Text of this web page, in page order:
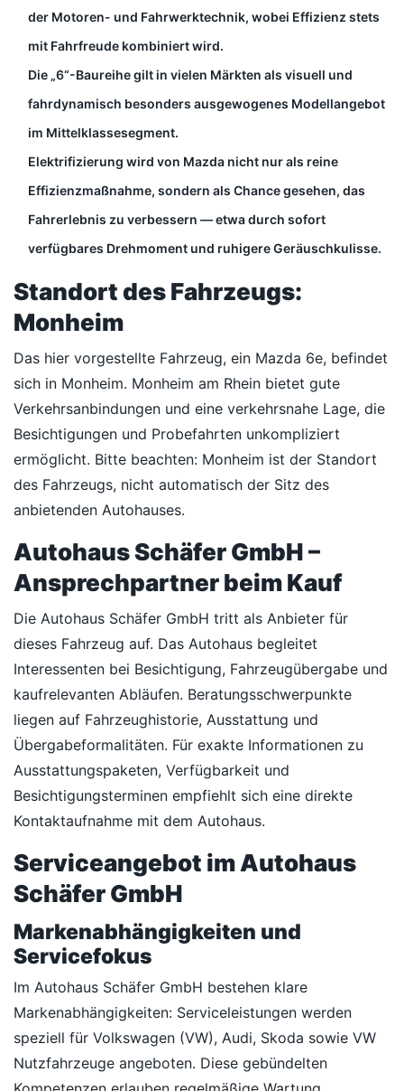
der Motoren- und Fahrwerktechnik, wobei Effizienz stets
mit Fahrfreude kombiniert wird.
Die „6“-Baureihe gilt in vielen Märkten als visuell und
fahrdynamisch besonders ausgewogenes Modellangebot
im Mittelklassesegment.
Elektrifizierung wird von Mazda nicht nur als reine
Effizienzmaßnahme, sondern als Chance gesehen, das
Fahrerlebnis zu verbessern — etwa durch sofort
verfügbares Drehmoment und ruhigere Geräuschkulisse.
Standort des Fahrzeugs:
Monheim
Das hier vorgestellte Fahrzeug, ein Mazda 6e, befindet
sich in Monheim. Monheim am Rhein bietet gute
Verkehrsanbindungen und eine verkehrsnahe Lage, die
Besichtigungen und Probefahrten unkompliziert
ermöglicht. Bitte beachten: Monheim ist der Standort
des Fahrzeugs, nicht automatisch der Sitz des
anbietenden Autohauses.
Autohaus Schäfer GmbH –
Ansprechpartner beim Kauf
Die Autohaus Schäfer GmbH tritt als Anbieter für
dieses Fahrzeug auf. Das Autohaus begleitet
Interessenten bei Besichtigung, Fahrzeugübergabe und
kaufrelevanten Abläufen. Beratungsschwerpunkte
liegen auf Fahrzeughistorie, Ausstattung und
Übergabeformalitäten. Für exakte Informationen zu
Ausstattungspaketen, Verfügbarkeit und
Besichtigungsterminen empfiehlt sich eine direkte
Kontaktaufnahme mit dem Autohaus.
Serviceangebot im Autohaus
Schäfer GmbH
Markenabhängigkeiten und
Servicefokus
Im Autohaus Schäfer GmbH bestehen klare
Markenabhängigkeiten: Serviceleistungen werden
speziell für Volkswagen (VW), Audi, Skoda sowie VW
Nutzfahrzeuge angeboten. Diese gebündelten